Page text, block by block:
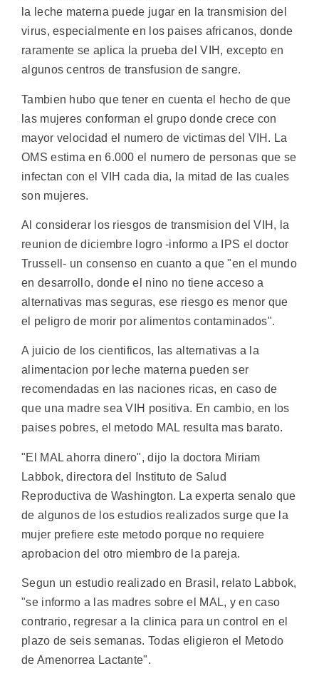
la leche materna puede jugar en la transmision del
virus, especialmente en los paises africanos, donde
raramente se aplica la prueba del VIH, excepto en
algunos centros de transfusion de sangre.
Tambien hubo que tener en cuenta el hecho de que
las mujeres conforman el grupo donde crece con
mayor velocidad el numero de victimas del VIH. La
OMS estima en 6.000 el numero de personas que se
infectan con el VIH cada dia, la mitad de las cuales
son mujeres.
Al considerar los riesgos de transmision del VIH, la
reunion de diciembre logro -informo a IPS el doctor
Trussell- un consenso en cuanto a que "en el mundo
en desarrollo, donde el nino no tiene acceso a
alternativas mas seguras, ese riesgo es menor que
el peligro de morir por alimentos contaminados".
A juicio de los cientificos, las alternativas a la
alimentacion por leche materna pueden ser
recomendadas en las naciones ricas, en caso de
que una madre sea VIH positiva. En cambio, en los
paises pobres, el metodo MAL resulta mas barato.
"El MAL ahorra dinero", dijo la doctora Miriam
Labbok, directora del Instituto de Salud
Reproductiva de Washington. La experta senalo que
de algunos de los estudios realizados surge que la
mujer prefiere este metodo porque no requiere
aprobacion del otro miembro de la pareja.
Segun un estudio realizado en Brasil, relato Labbok,
"se informo a las madres sobre el MAL, y en caso
contrario, regresar a la clinica para un control en el
plazo de seis semanas. Todas eligieron el Metodo
de Amenorrea Lactante".